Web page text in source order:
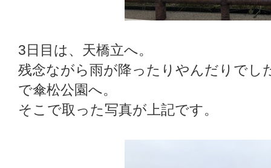
3日目は、天橋立へ。
残念ながら雨が降ったりやんだりでし
で傘松公園へ。
そこで取った写真が上記です。